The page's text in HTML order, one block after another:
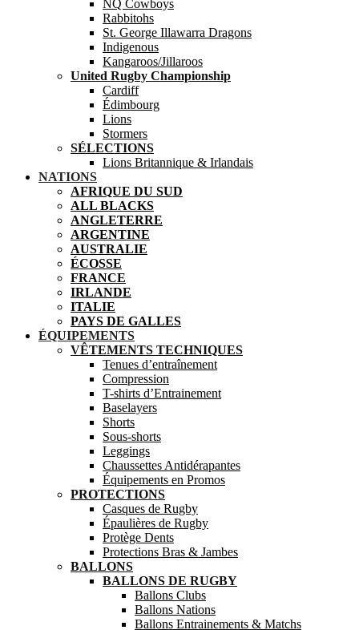
NQ Cowboys
Rabbitohs
St. George Illawarra Dragons
Indigenous
Kangaroos/Jillaroos
United Rugby Championship
Cardiff
Édimbourg
Lions
Stormers
SÉLECTIONS
Lions Britannique & Irlandais
NATIONS
AFRIQUE DU SUD
ALL BLACKS
ANGLETERRE
ARGENTINE
AUSTRALIE
ÉCOSSE
FRANCE
IRLANDE
ITALIE
PAYS DE GALLES
ÉQUIPEMENTS
VÊTEMENTS TECHNIQUES
Tenues d’entraînement
Compression
T-shirts d’Entrainement
Baselayers
Shorts
Sous-shorts
Leggings
Chaussettes Antidérapantes
Équipements en Promos
PROTECTIONS
Casques de Rugby
Épaulières de Rugby
Protège Dents
Protections Bras & Jambes
BALLONS
BALLONS DE RUGBY
Ballons Clubs
Ballons Nations
Ballons Entrainements & Matchs